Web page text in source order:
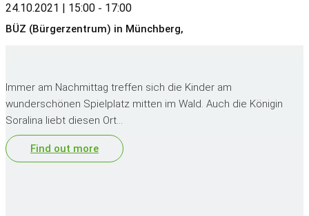
24.10.2021 | 15:00 - 17:00
BÜZ (Bürgerzentrum) in Münchberg,
Immer am Nachmittag treffen sich die Kinder am
wunderschönen Spielplatz mitten im Wald. Auch die Königin
Soralina liebt diesen Ort…
Find out more